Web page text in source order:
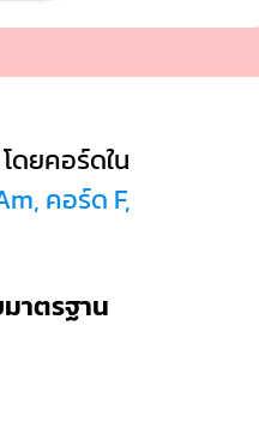
ดยคอร์ดใน
คอร์ด F,
าตรฐาน